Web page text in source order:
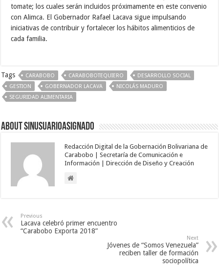
tomate; los cuales serán incluidos próximamente en este convenio
con Alimca. El Gobernador Rafael Lacava sigue impulsando
iniciativas de contribuir y fortalecer los hábitos alimenticios de
cada familia.
Tags CARABOBO CARABOBOTEQUIERO
DESARROLLO SOCIAL
GESTION
GOBERNADOR LACAVA
NICOLÁS MADURO
SEGURIDAD ALIMENTARIA
About sinusuarioasignado
Redacción Digital de la Gobernación Bolivariana de
Carabobo | Secretaría de Comunicación e
Información | Dirección de Diseño y Creación
Previous
Lacava celebró primer encuentro
“Carabobo Exporta 2018”
Next
Jóvenes de “Somos Venezuela”
reciben taller de formación
sociopolítica